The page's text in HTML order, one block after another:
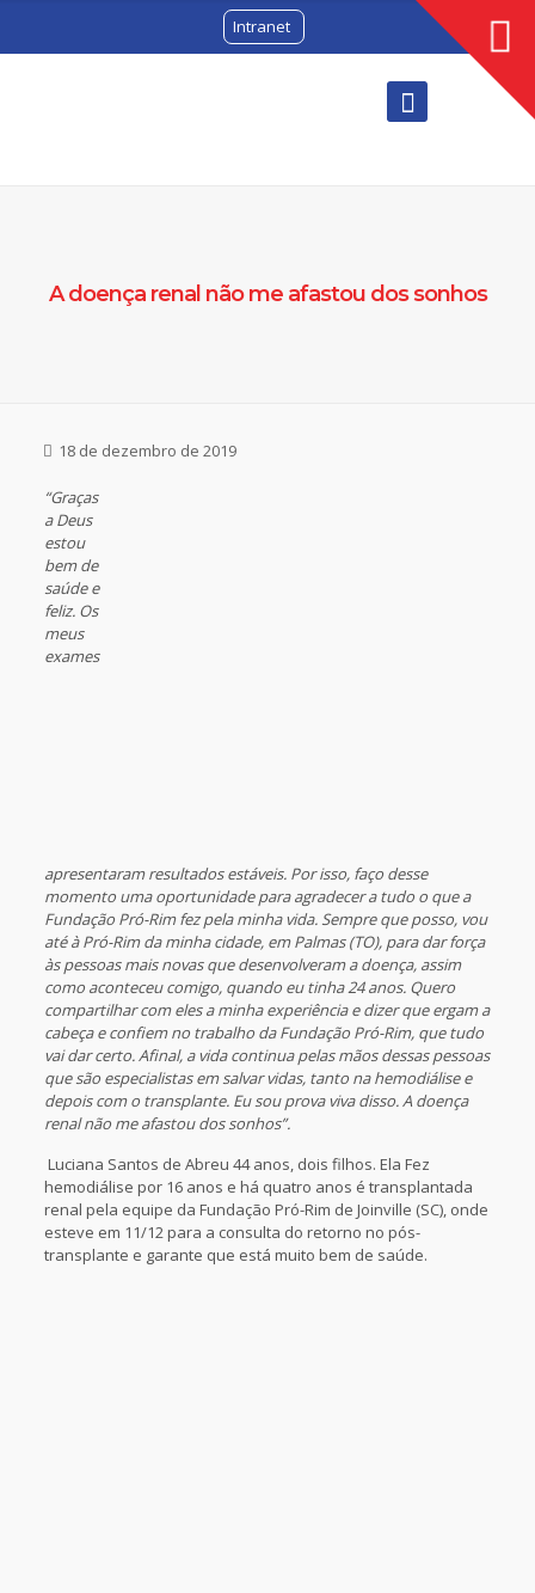
Intranet
A doença renal não me afastou dos sonhos
18 de dezembro de 2019
“Graças
a Deus
estou
bem de
saúde e
feliz. Os
meus
exames
apresentaram resultados estáveis. Por isso, faço desse
momento uma oportunidade para agradecer a tudo o que a
Fundação Pró-Rim fez pela minha vida. Sempre que posso, vou
até à Pró-Rim da minha cidade, em Palmas (TO), para dar força
às pessoas mais novas que desenvolveram a doença, assim
como aconteceu comigo, quando eu tinha 24 anos. Quero
compartilhar com eles a minha experiência e dizer que ergam a
cabeça e confiem no trabalho da Fundação Pró-Rim, que tudo
vai dar certo. Afinal, a vida continua pelas mãos dessas pessoas
que são especialistas em salvar vidas, tanto na hemodiálise e
depois com o transplante. Eu sou prova viva disso. A doença
renal não me afastou dos sonhos”.
Luciana Santos de Abreu 44 anos, dois filhos. Ela Fez
hemodiálise por 16 anos e há quatro anos é transplantada
renal pela equipe da Fundação Pró-Rim de Joinville (SC), onde
esteve em 11/12 para a consulta do retorno no pós-
transplante e garante que está muito bem de saúde.